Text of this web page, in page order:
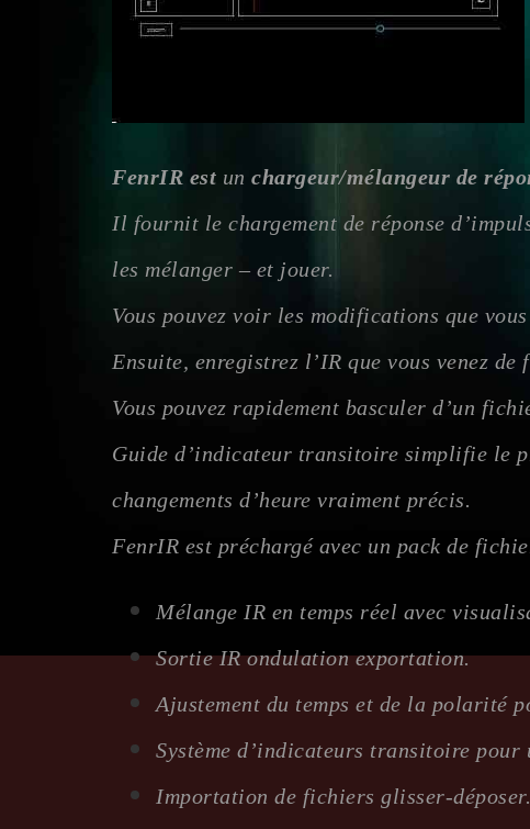
FenrIR est un chargeur/mélangeur de
Il fournit le chargement de réponse
les mélanger – et jouer.
Vous pouvez voir les modifications que
Ensuite, enregistrez l’IR que vous venez
Vous pouvez rapidement basculer d’un
Guide d’indicateur transitoire simplifie le
changements d’heure vraiment précis.
FenrIR est préchargé avec un pack de
Mélange IR en temps réel avec
Sortie IR ondulation exportation.
Ajustement du temps et de la polarité
Système d’indicateurs transitoire pour
Importation de fichiers glisser-déposer.